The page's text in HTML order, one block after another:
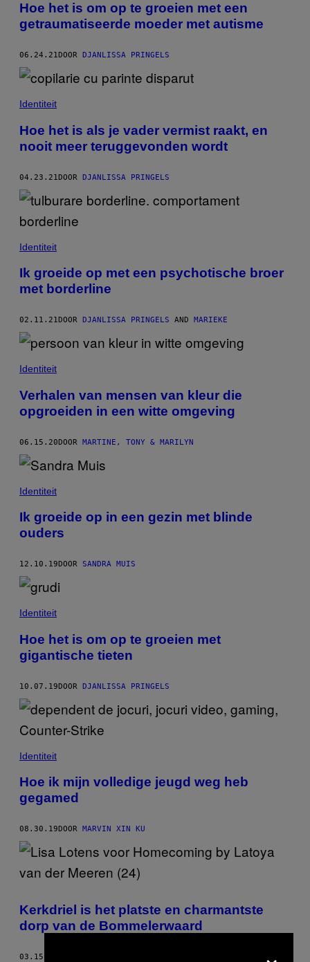
Hoe het is om op te groeien met een
getraumatiseerde moeder met autisme
06.24.21DOOR DJANLISSA PRINGELS
Identiteit
Hoe het is als je vader vermist raakt, en
nooit meer teruggevonden wordt
04.23.21DOOR DJANLISSA PRINGELS
Identiteit
Ik groeide op met een psychotische broer
met borderline
02.11.21 DOOR DJANLISSA PRINGELS AND MARIEKE
Identiteit
Verhalen van mensen van kleur die
opgroeiden in een witte omgeving
06.15.20DOOR MARTINE, TONY & MARILYN
Identiteit
Ik groeide op in een gezin met blinde
ouders
12.10.19 DOOR SANDRA MUIS
Identiteit
Hoe het is om op te groeien met
gigantische tieten
10.07.19DOOR DJANLISSA PRINGELS
Identiteit
Hoe ik mijn volledige jeugd weg heb
gegamed
08.30.19 DOOR MARVIN XIN KU
Kerkdriel is het platste en charmantste
dorp van de Bommelerwaard
03.15.19